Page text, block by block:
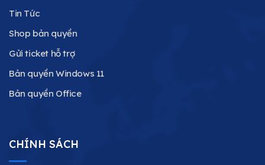
Tin Tức
Shop bản quyền
Gửi ticket hỗ trợ
Bản quyền Windows 11
Bản quyền Office
CHÍNH SÁCH